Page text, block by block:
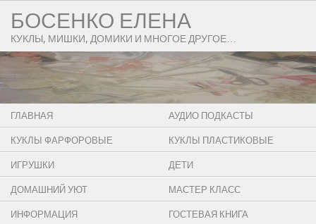
БОСЕНКО ЕЛЕНА
КУКЛЫ, МИШКИ, ДОМИКИ И МНОГОЕ ДРУГОЕ…
ГЛАВНАЯ АУДИО ПОДКАСТЫ
КУКЛЫ ФАРФОРОВЫЕ КУКЛЫ ПЛАСТИКОВЫЕ
ИГРУШКИ ДЕТИ
ДОМАШНИЙ УЮТ МАСТЕР КЛАСС
ИНФОРМАЦИЯ ГОСТЕВАЯ КНИГА